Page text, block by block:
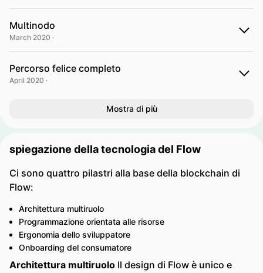
Multinodo
March 2020 ·
Percorso felice completo
April 2020 ·
Mostra di più
spiegazione della tecnologia del Flow
Ci sono quattro pilastri alla base della blockchain di
Flow:
Architettura multiruolo
Programmazione orientata alle risorse
Ergonomia dello sviluppatore
Onboarding del consumatore
Architettura multiruolo Il design di Flow è unico e